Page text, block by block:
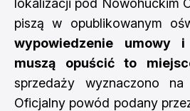
lokalizacji pod Nowohuckim
piszą w opublikowanym
wypowiedzenie umowy
muszą opuścić to
sprzedaży wyznaczono
Oficjalny powód podany